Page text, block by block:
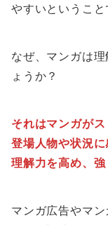
やすいということ
なぜ、マンガは
ょうか？
それはマンガが
登場人物や状況に
理解力を高め、強
マンガ広告やマ